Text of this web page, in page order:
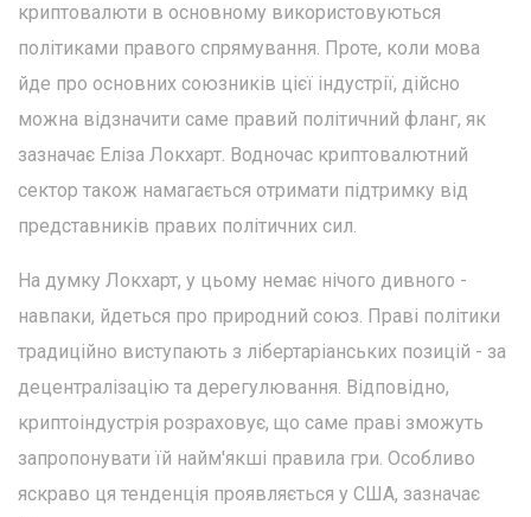
криптовалюти в основному використовуються
політиками правого спрямування. Проте, коли мова
йде про основних союзників цієї індустрії, дійсно
можна відзначити саме правий політичний фланг, як
зазначає Еліза Локхарт. Водночас криптовалютний
сектор також намагається отримати підтримку від
представників правих політичних сил.
На думку Локхарт, у цьому немає нічого дивного -
навпаки, йдеться про природний союз. Праві політики
традиційно виступають з лібертаріанських позицій - за
децентралізацію та дерегулювання. Відповідно,
криптоіндустрія розраховує, що саме праві зможуть
запропонувати їй найм'якші правила гри. Особливо
яскраво ця тенденція проявляється у США, зазначає